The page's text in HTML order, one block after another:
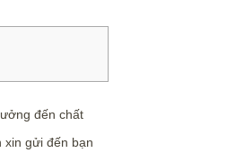
đến chất
xin gửi đến bạn